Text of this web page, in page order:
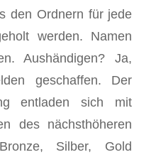
den Ordnern für jede
werden. Namen
Aushändigen? Ja,
geschaffen. Der
entladen sich mit
des nächsthöheren
Silber, Gold